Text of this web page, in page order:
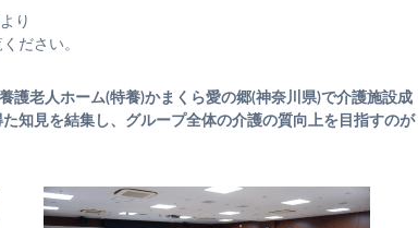
り
ださい。
護老人ホーム(特養)かまくら愛の郷(神奈川県)で介護施設成
知見を結集し、グループ全体の介護の質向上を目指すのが